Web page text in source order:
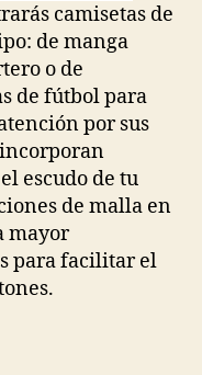
camisetas de
de manga
o de
de fútbol para
por sus
incorporan
escudo de tu
de malla en
mayor
para facilitar el